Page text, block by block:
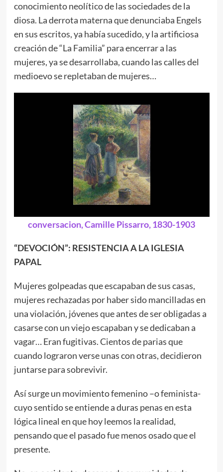
conocimiento neolítico de las sociedades de la
diosa. La derrota materna que denunciaba Engels
en sus escritos, ya había sucedido, y la artificiosa
creación de “La Familia” para encerrar a las
mujeres, ya se desarrollaba, cuando las calles del
medioevo se repletaban de mujeres…
conversacion, Camille Pissarro, 1830-1903
“DEVOCIÓN”: RESISTENCIA A LA IGLESIA
PAPAL
Mujeres golpeadas que escapaban de sus casas,
mujeres rechazadas por haber sido mancilladas en
una violación, jóvenes que antes de ser obligadas a
casarse con un viejo escapaban y se dedicaban a
vagar… Eran fugitivas. Cientos de parias que
cuando lograron verse unas con otras, decidieron
juntarse para sobrevivir.
Así surge un movimiento femenino –o feminista-
cuyo sentido se entiende a duras penas en esta
lógica lineal en que hoy leemos la realidad,
pensando que el pasado fue menos osado que el
presente.